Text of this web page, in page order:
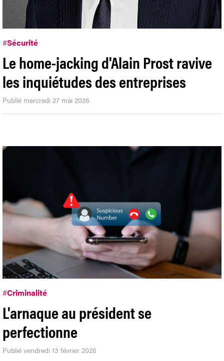
#Sécurité
Le home-jacking d'Alain Prost ravive
les inquiétudes des entreprises
Publié mercredi 27 mai 2026
#Criminalité
L'arnaque au président se
perfectionne
Publié vendredi 13 février 2026